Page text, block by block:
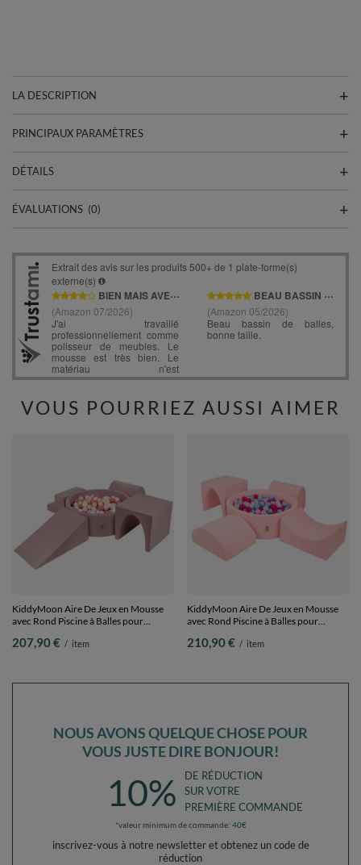
LA DESCRIPTION
PRINCIPAUX PARAMÈTRES
DÉTAILS
ÉVALUATIONS (0)
VOUS POURRIEZ AUSSI AIMER
KiddyMoon Aire De Jeux en Mousse
avec Rond Piscine à Balles pour
pastel/saumon/blanc, Piscine (200
207,90 € / item
KiddyMoon Aire De Jeux en Mousse
avec Rond Piscine à Balles pour
foncé/babyblue/menthe, Piscine (200
210,90 € / item
NOUS AVONS QUELQUE CHOSE POUR
VOUS JUSTE DIRE BONJOUR!
10%
DE RÉDUCTION
SUR VOTRE
PREMIÈRE COMMANDE
*valeur minimum de commande: 40€
inscrivez-vous à notre newsletter et obtenez un code de
réduction